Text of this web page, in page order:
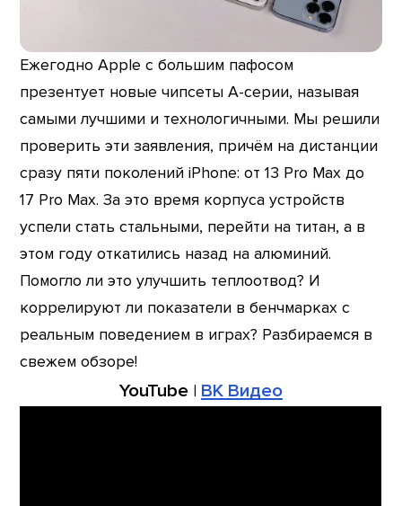
Ежегодно Apple с большим пафосом
презентует новые чипсеты A-серии, называя
самыми лучшими и технологичными. Мы решили
проверить эти заявления, причём на дистанции
сразу пяти поколений iPhone: от 13 Pro Max до
17 Pro Max. За это время корпуса устройств
успели стать стальными, перейти на титан, а в
этом году откатились назад на алюминий.
Помогло ли это улучшить теплоотвод? И
коррелируют ли показатели в бенчмарках с
реальным поведением в играх? Разбираемся в
свежем обзоре!
YouTube | ВК Видео